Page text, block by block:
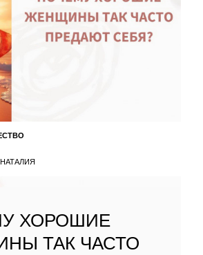
ХОРОШИЕ
ТАК ЧАСТО